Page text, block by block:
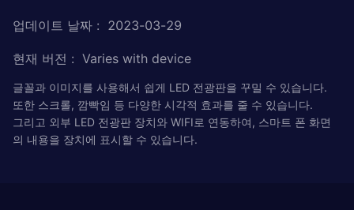
업데이트 날짜 : 2023-03-29
현재 버전 : Varies with device
글꼴과 이미지를 사용해서 쉽게 LED 전광판을 꾸밀 수 있습니다.
또한 스크롤, 깜빡임 등 다양한 시각적 효과를 줄 수 있습니다.
그리고 외부 LED 전광판 장치와 WIFI로 연동하여, 스마트 폰 화면
의 내용을 장치에 표시할 수 있습니다.